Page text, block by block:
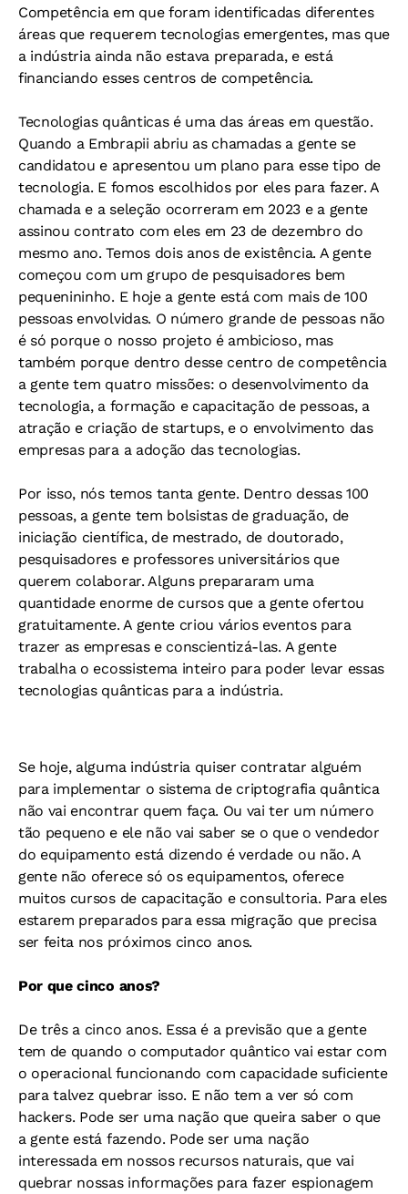
Competência em que foram identificadas diferentes
áreas que requerem tecnologias emergentes, mas que
a indústria ainda não estava preparada, e está
financiando esses centros de competência.
Tecnologias quânticas é uma das áreas em questão.
Quando a Embrapii abriu as chamadas a gente se
candidatou e apresentou um plano para esse tipo de
tecnologia. E fomos escolhidos por eles para fazer. A
chamada e a seleção ocorreram em 2023 e a gente
assinou contrato com eles em 23 de dezembro do
mesmo ano. Temos dois anos de existência. A gente
começou com um grupo de pesquisadores bem
pequenininho. E hoje a gente está com mais de 100
pessoas envolvidas. O número grande de pessoas não
é só porque o nosso projeto é ambicioso, mas
também porque dentro desse centro de competência
a gente tem quatro missões: o desenvolvimento da
tecnologia, a formação e capacitação de pessoas, a
atração e criação de startups, e o envolvimento das
empresas para a adoção das tecnologias.
Por isso, nós temos tanta gente. Dentro dessas 100
pessoas, a gente tem bolsistas de graduação, de
iniciação científica, de mestrado, de doutorado,
pesquisadores e professores universitários que
querem colaborar. Alguns prepararam uma
quantidade enorme de cursos que a gente ofertou
gratuitamente. A gente criou vários eventos para
trazer as empresas e conscientizá-las. A gente
trabalha o ecossistema inteiro para poder levar essas
tecnologias quânticas para a indústria.
Se hoje, alguma indústria quiser contratar alguém
para implementar o sistema de criptografia quântica
não vai encontrar quem faça. Ou vai ter um número
tão pequeno e ele não vai saber se o que o vendedor
do equipamento está dizendo é verdade ou não. A
gente não oferece só os equipamentos, oferece
muitos cursos de capacitação e consultoria. Para eles
estarem preparados para essa migração que precisa
ser feita nos próximos cinco anos.
Por que cinco anos?
De três a cinco anos. Essa é a previsão que a gente
tem de quando o computador quântico vai estar com
o operacional funcionando com capacidade suficiente
para talvez quebrar isso. E não tem a ver só com
hackers. Pode ser uma nação que queira saber o que
a gente está fazendo. Pode ser uma nação
interessada em nossos recursos naturais, que vai
quebrar nossas informações para fazer espionagem